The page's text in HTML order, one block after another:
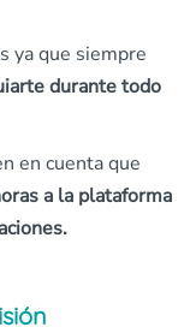
ya que siempre
durante todo
en cuenta que
a la plataforma